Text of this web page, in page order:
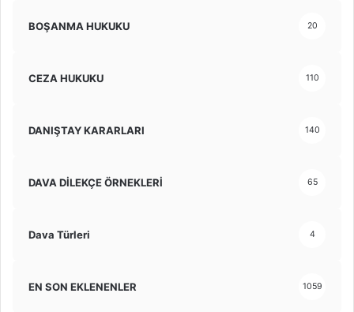
BOŞANMA HUKUKU 20
CEZA HUKUKU 110
DANIŞTAY KARARLARI 140
DAVA DİLEKÇE ÖRNEKLERİ 65
Dava Türleri 4
EN SON EKLENENLER 1059